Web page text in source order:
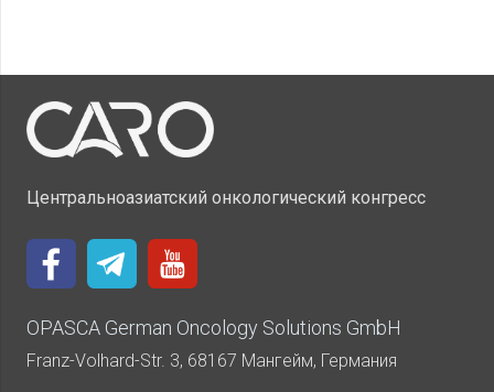
Центральноазиатский онкологический конгресс
OPASCA German Oncology Solutions GmbH
Franz-Volhard-Str. 3, 68167 Мангейм, Германия